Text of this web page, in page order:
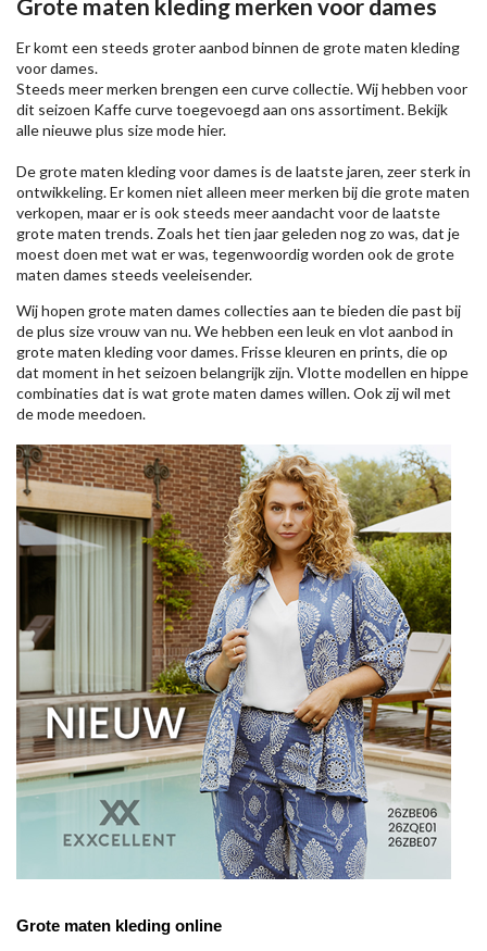
Grote maten kleding merken voor dames
Er komt een steeds groter aanbod binnen de grote maten kleding
voor dames.
Steeds meer merken brengen een curve collectie. Wij hebben voor
dit seizoen Kaffecurve toegevoegd aan ons assortiment. Bekijk
alle nieuweplus size modehier.
De grote maten kleding voor dames is de laatste jaren, zeer sterk in
ontwikkeling. Er komen niet alleen meer merken bij die grote maten
verkopen, maar er is ook steeds meer aandacht voor de laatste
grote maten trends. Zoals het tien jaar geleden nog zo was, dat je
moest doen met wat er was, tegenwoordig worden ook de grote
maten dames steeds veeleisender.
Wij hopen grote maten dames collecties aan te bieden die past bij
de plus size vrouw van nu. We hebben een leuk en vlot aanbod in
grote maten kleding voor dames. Frisse kleuren en prints, die op
dat moment in het seizoen belangrijk zijn. Vlotte modellen en hippe
combinaties dat is wat grote maten dames willen. Ook zij wil met
de mode meedoen.
Grote maten kleding online